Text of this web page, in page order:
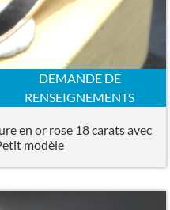
DEMANDE DE
RENSEIGNEMENTS
en or rose 18 carats avec
modèle